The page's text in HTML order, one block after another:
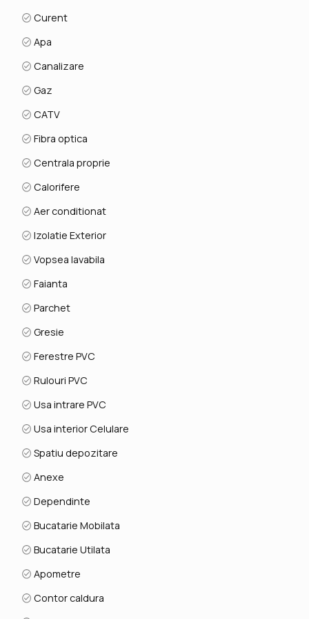
aproape de magazine, centre comerciale si transport
Pret: 192.990 EURO - COMISION 0%
ID intern: V8543
perfecta te asteapta.
Curent
Apa
Canalizare
Gaz
CATV
Fibra optica
Centrala proprie
Calorifere
Aer conditionat
Izolatie Exterior
Vopsea lavabila
Faianta
Parchet
Gresie
Ferestre PVC
Rulouri PVC
Usa intrare PVC
Usa interior Celulare
Spatiu depozitare
Anexe
Dependinte
Bucatarie Mobilata
Bucatarie Utilata
Apometre
Contor caldura